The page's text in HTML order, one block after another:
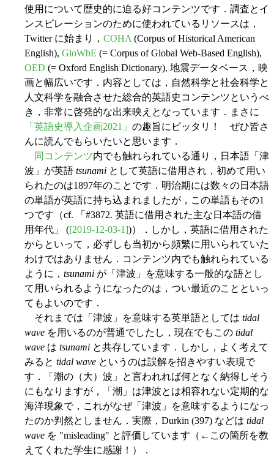
使用について歴史的に迫る好コンテンツです．調査とイ
ンスピレーションのために使われているリソースは，
Twitter に始まり， COHA (Corpus of Historical American
English), GloWbE (= Corpus of Global Web-Based English),
OED (= Oxford English Dictionary), 地震データベース，映
画と幅広いです．内容としては，自然科学と社会科学と
人文科学を融合させた総合的英語史コンテンツというべ
き，非常に啓発的な出来映えとなっています．まさに
「英語史導入企画2021」 の趣旨にピッタリ！ ぜひ皆さ
んに読んでもらいたいと思います．
同コンテンツ内でも触れられている通り，日本語「津
波」が英語 tsunami として英語に借用され，初めて用い
られたのは1897年のことです．明治期には数々の日本語
の単語が英語に持ち込まれましたが，この単語もその1
つです（cf. 「#3872. 英語に借用された主な日本語の借
用年代」 ([2019-12-03-1])）．しかし，英語に借用された
からといって，必ずしも当初から頻繁に用いられていた
わけではありません．コンテンツ内でも触れられている
ように， tsunami が「津波」を意味する一般的な語とし
て用いられるようになったのは，つい最近のことといっ
てもよいのです．
それまでは「津波」を意味する英単語としては tidal
wave を用いるのが普通でしたし，現在でもこの tidal
wave は tsunami と共存しています．しかし，よく考えて
みると tidal wave というのは誤解を招きやすい表現で
す．「潮の（大）波」と言われれば何となく納得しそう
にもなりますが，「潮」は津波とは相容れない定期的な
海洋現象で，これがなぜ「津波」を意味するようになっ
たのか判然としません．実際，Durkin (397) などは tidal
wave を "misleading" と評価しています（←この箇所を教
えてくれた学生に感謝！）．